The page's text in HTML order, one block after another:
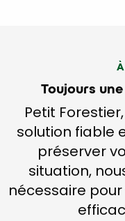
Toujours
Petit
solution fiable
préserver
situation,
nécessaire